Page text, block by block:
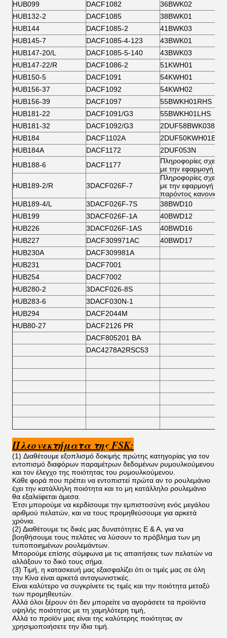
HUB099 DACF1082
36BWK02
HUB132-2
DACF1085
38BWK01
HUB144
DACF1085-2
41BWK03
HUB145-7
DACF1085-4-123
43BWK01
HUB147-20/L
DACF1085-5-140
43BWK03
HUB147-22/R
DACF1086-2
51KWH01
HUB150-5
DACF1091
54KWH01
HUB156-37
DACF1092
54KWH02
HUB156-39
DACF1097
55BWKH01RHS
HUB181-22
DACF1091/G3
55BWKH01LHS
HUB181-32
DACF1092/G3
2DUF58BWK038
HUB184
DACF1102Α
2DUF50KWH01EJB
HUB184A
DACF1172
2DUF053N
HUB188-6
DACF1177
Πληροφορίες σχετικά
με την εφαρμογή
HUB189-2/R 3DACF026F-7
Πληροφορίες σχετικά
με την εφαρμογή του
παρόντος
HUB189-4/L
3DACF026F-7S
38BWD10
HUB199
3DACF026F-1A
40BWD12
HUB226
3DACF026F-1AS
40BWD16
HUB227
DACF309971AC
40BWD17
HUB230A
DACF309981Α
HUB231
DACF7001
HUB254
DACF7002
HUB280-2
3DACF026-8S
HUB283-6
3DACF030N-1
HUB294
DACF2044M
HUB80-27
DACF2126 PR
DACF805201 BA
DAC4278A2RSC53
Πλεονεκτήματα της FSK:
(1) Διαθέτουμε εξοπλισμό δοκιμής πρώτης κατηγορίας για τον
εντοπισμό διαφόρων παραμέτρων δεδομένων ρυμουλκούμενου
και τον έλεγχο της ποιότητας του ρυμουλκούμενου.
Κάθε φορά που πρέπει να εντοπιστεί πρώτα αν το ρουλεμάνιο
έχει την κατάλληλη ποιότητα και το μη κατάλληλο ρουλεμάνιο
θα εξαλείφεται άμεσα.
Έτσι μπορούμε να κερδίσουμε την εμπιστοσύνη ενός μεγάλου
αριθμού πελατών, και να τους προμηθεύσουμε για αρκετά
χρόνια.
(2) Διαθέτουμε τις δικές μας δυνατότητες Ε & Α, για να
βοηθήσουμε τους πελάτες να λύσουν το πρόβλημα των μη
τυποποιημένων ρουλεμάντων.
Μπορούμε επίσης σύμφωνα με τις απαιτήσεις των πελατών να
αλλάξουν το δικό τους σήμα.
(3) Τιμή, η κατασκευή μας εξασφαλίζει ότι οι τιμές μας σε όλη
την Κίνα είναι αρκετά ανταγωνιστικές.
Είναι καλύτερο να συγκρίνετε τις τιμές και την ποιότητα μεταξύ
των προμηθευτών.
Αλλά όλοι ξέρουν ότι δεν μπορείτε να αγοράσετε τα προϊόντα
υψηλής ποιότητας με τη χαμηλότερη τιμή,
Αλλά το προϊόν μας είναι της καλύτερης ποιότητας αν
χρησιμοποιήσετε την ίδια τιμή.